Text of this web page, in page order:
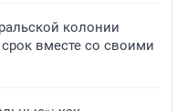
колонии
вместе со своими